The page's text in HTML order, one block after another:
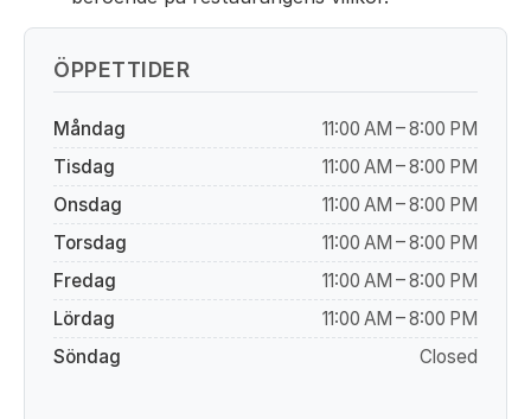
ÖPPETTIDER
Måndag
11:00 AM – 8:00 PM
Tisdag
11:00 AM – 8:00 PM
Onsdag
11:00 AM – 8:00 PM
Torsdag
11:00 AM – 8:00 PM
Fredag
11:00 AM – 8:00 PM
Lördag
11:00 AM – 8:00 PM
Söndag
Closed